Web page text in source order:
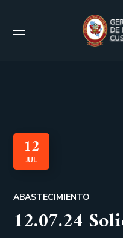
12
JUL
ABASTECIMIENTO
12.07.24